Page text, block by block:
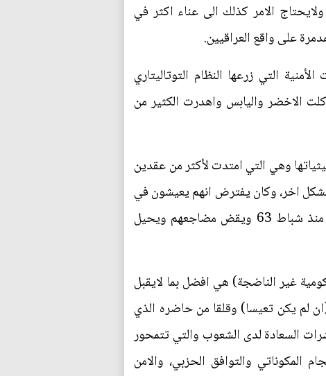
الامر كذلك الى عناء اكثر في
على واقع العراقيين.
التي زرعها النظام التوتاليتاري
الاخضر واليابس واهدرت الكثير من
وهي التي امتدت لأكثر من عقدين
بشكل اخر، وكان يفترض انهم يعيشون في
واحة غناء من الديمقراطية والتعددية والرفاهية، وزوال كابوس بيان الرقم واحد الذي ظل يلاحقهم منذ شباط 63 ويقض مضاجعهم ويحيل
الاخير 2003 وسلبيات الممارسات الحكومية غير الناضجة) هي افضل بما لايقبل
لم يكن تعيسا) وقلقا من حاضره الذي
السعادة لدى الشعوب والتي تتمحور
المكوناتي والتوافق الحزبي، والامن